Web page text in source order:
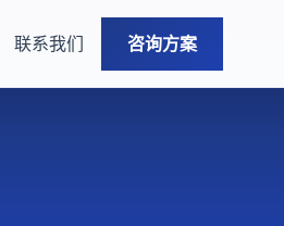
联系我们 咨询方案